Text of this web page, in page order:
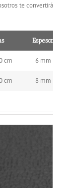
te convertirá
Espesor
cm 6 mm
cm 8 mm